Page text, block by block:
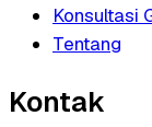
Konsultasi
Tentang
Kontak